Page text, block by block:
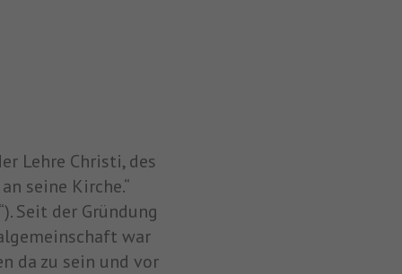
Lehre Christi, des
seine Kirche.“
Seit der Gründung
war
da zu sein und vor